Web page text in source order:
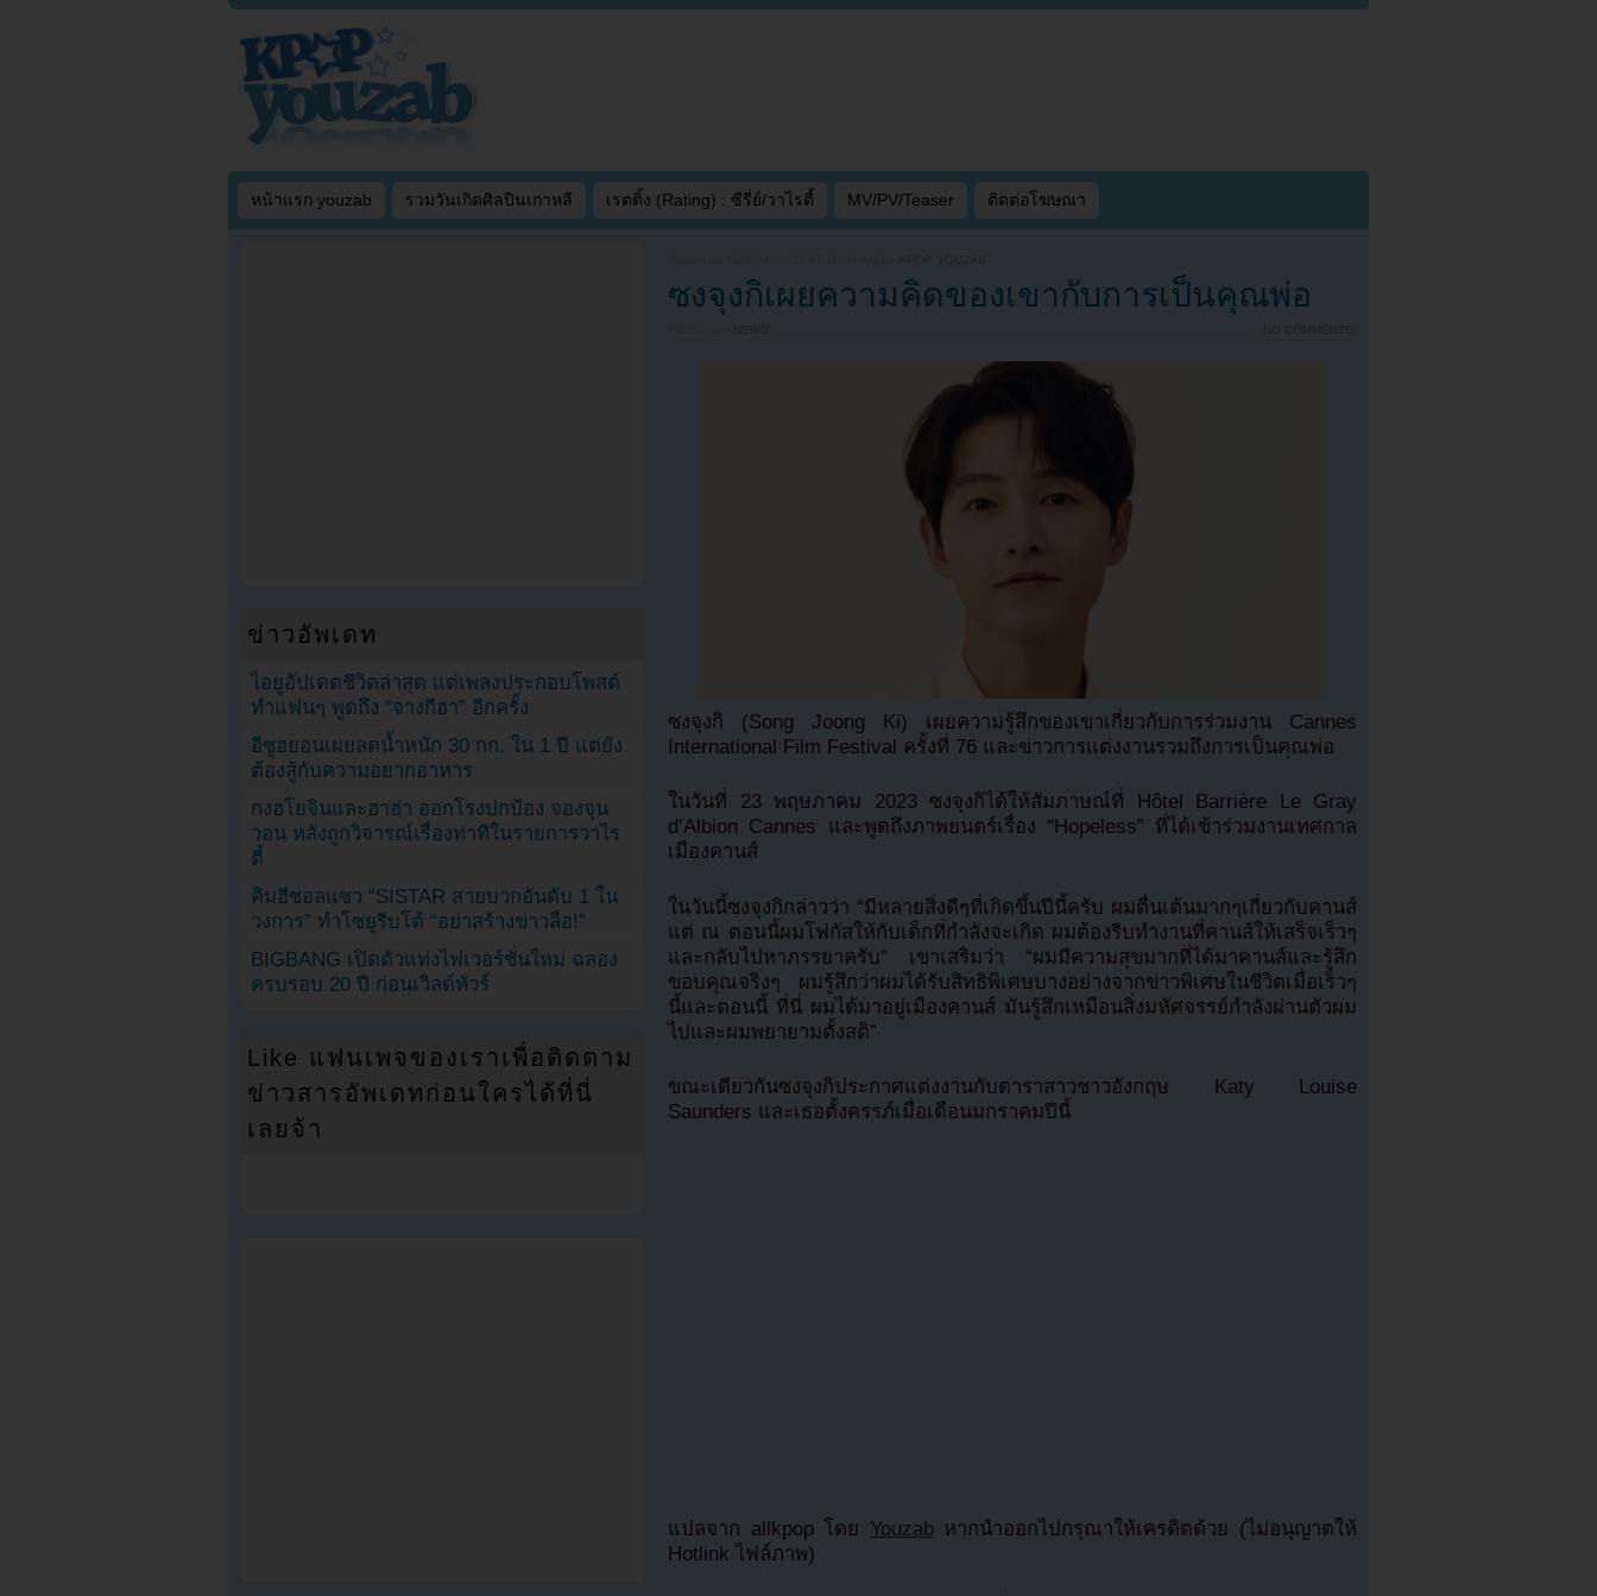
หน้าแรก youzab รวมวันเกิดศิลปินเกาหลี เรตติ้ง (Rating) : ซีรี่ย์/วาไรตี้ MV/PV/Teaser ติดต่อโฆษณา
KPOP YOUZAB
ซงจุงกิเผยความคิดของเขากับการเป็นคุณพ่อ
NEWS NO COMMENTS
ซงจุงกิ (Song Joong Ki) เผยความรู้สึกของเขาเกี่ยวกับการร่วมงาน Cannes
International Film Festival ครั้งที่ 76 และข่าวการแต่งงานรวมถึงการเป็นคุณพ่อ
ในวันที่ 23 พฤษภาคม 2023 ซงจุงกิได้ให้สัมภาษณ์ที่ Hôtel Barrière Le Gray
d’Albion Cannes และพูดถึงภาพยนตร์เรื่อง “Hopeless” ที่ได้เข้าร่วมงานเทศกาล
เมืองคานส์
ในวันนี้ซงจุงกิกล่าวว่า “มีหลายสิ่งดีๆที่เกิดขึ้นปีนี้ครับ ผมตื่นเต้นมากๆเกี่ยวกับคานส์
แต่ ณ ตอนนี้ผมโฟกัสให้กับเด็กที่กำลังจะเกิด ผมต้องรีบทำงานที่คานส์ให้เสร็จเร็วๆ
และกลับไปหาภรรยาครับ” เขาเสริมว่า “ผมมีความสุขมากที่ได้มาคานส์และรู้สึก
ขอบคุณจริงๆ ผมรู้สึกว่าผมได้รับสิทธิพิเศษบางอย่างจากข่าวพิเศษในชีวิตเมื่อเร็วๆ
นี้และตอนนี้ ที่นี่ ผมได้มาอยู่เมืองคานส์ มันรู้สึกเหมือนสิ่งมหัศจรรย์กำลังผ่านตัวผม
ไปและผมพยายามตั้งสติ”
ขณะเดียวกันซงจุงกิประกาศแต่งงานกับดาราสาวชาวอังกฤษ Katy Louise
Saunders และเธอตั้งครรภ์เมื่อเดือนมกราคมปีนี้
แปลจาก allkpop โดย Youzabหากนำออกไปกรุณาให้เครดิตด้วย (ไม่อนุญาตให้
Hotlink ไฟล์ภาพ)
ข่าวอัพเดท
ไอยูอัปเดตชีวิตล่าสุด แต่เพลงประกอบโพสต์
ทำแฟนๆ พูดถึง “จางกีฮา” อีกครั้ง
อีซูฮยอนเผยลดน้ำหนัก 30 กก. ใน 1 ปี แต่ยัง
ต้องสู้กับความอยากอาหาร
กงฮโยจินและฮาฮ่า ออกโรงปกป้อง จองจุน
วอน หลังถูกวิจารณ์เรื่องท่าทีในรายการวาไร
ตี้
คิมฮีชอลแซว “SISTAR สายบวกอันดับ 1 ใน
วงการ” ทำโซยูรีบโต้ “อย่าสร้างข่าวลือ!”
BIGBANG เปิดตัวแท่งไฟเวอร์ชั่นใหม่ ฉลอง
ครบรอบ 20 ปี ก่อนเวิลด์ทัวร์
Like แฟนเพจของเราเพื่อติดตาม
ข่าวสารอัพเดทก่อนใครได้ที่นี่
เลยจ้า